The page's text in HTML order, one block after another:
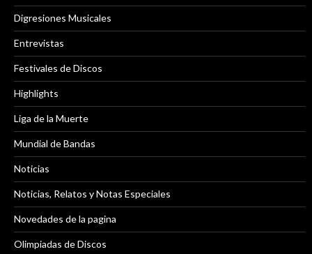
Digresiones Musicales
Entrevistas
Festivales de Discos
Highlights
Liga de la Muerte
Mundial de Bandas
Noticias
Noticias, Relatos y Notas Especiales
Novedades de la pagina
Olimpiadas de Discos